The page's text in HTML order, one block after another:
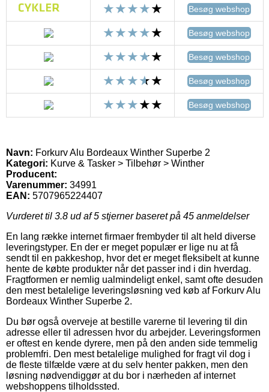
Besøg webshop
Besøg webshop
Besøg webshop
Besøg webshop
Besøg webshop
Navn: Forkurv Alu Bordeaux Winther Superbe 2
Kategori: Kurve & Tasker > Tilbehør > Winther
Producent:
Varenummer: 34991
EAN: 5707965224407
Vurderet til 3.8 ud af 5 stjerner baseret på 45 anmeldelser
En lang række internet firmaer frembyder til alt held diverse
leveringstyper. En der er meget populær er lige nu at få
sendt til en pakkeshop, hvor det er meget fleksibelt at kunne
hente de købte produkter når det passer ind i din hverdag.
Fragtformen er nemlig ualmindeligt enkel, samt ofte desuden
den mest betalelige leveringsløsning ved køb af Forkurv Alu
Bordeaux Winther Superbe 2.
Du bør også overveje at bestille varerne til levering til din
adresse eller til adressen hvor du arbejder. Leveringsformen
er oftest en kende dyrere, men på den anden side temmelig
problemfri. Den mest betalelige mulighed for fragt vil dog i
de fleste tilfælde være at du selv henter pakken, men den
løsning nødvendiggør at du bor i nærheden af internet
webshoppens tilholdssted.